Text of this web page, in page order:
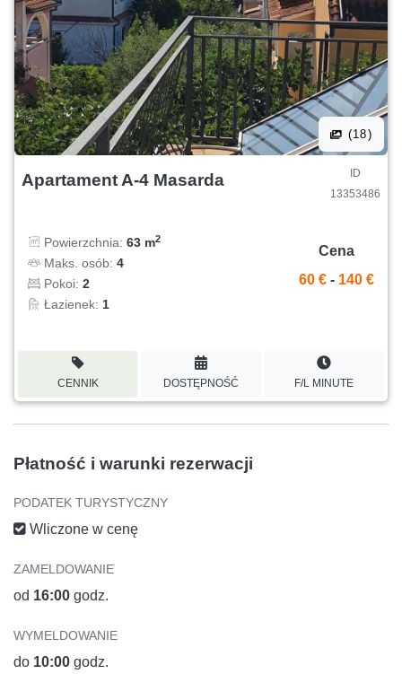
(18)
Apartament A-4 Masarda
ID
13353486
Powierzchnia: 63 m2
Maks. osób: 4
Pokoi: 2
Łazienek: 1
Cena
60 € - 140 €
CENNIK DOSTĘPNOŚĆ F/L MINUTE
Płatność i warunki rezerwacji
PODATEK TURYSTYCZNY
Wliczone w cenę
ZAMELDOWANIE
od 16:00 godz.
WYMELDOWANIE
do 10:00 godz.